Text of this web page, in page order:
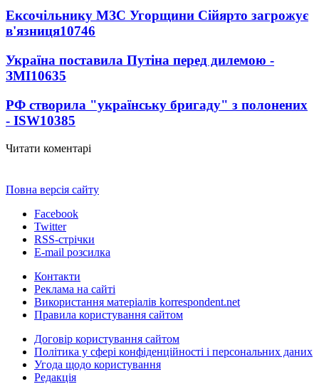
Ексочільнику МЗС Угорщини Сійярто загрожує
в'язниця10746
Україна поставила Путіна перед дилемою -
ЗМІ10635
РФ створила "українську бригаду" з полонених
- ISW10385
Читати коментарі
Повна версія сайту
Facebook
Twitter
RSS-стрічки
E-mail розсилка
Контакти
Реклама на сайті
Використання матеріалів korrespondent.net
Правила користування сайтом
Договір користування сайтом
Політика у сфері конфіденційності і персональних даних
Угода щодо користування
Редакція